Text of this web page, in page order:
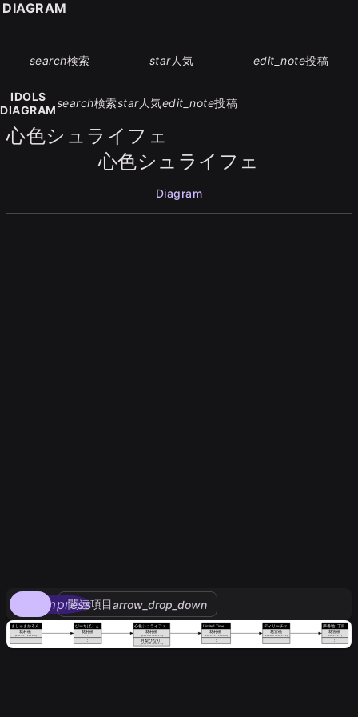
search検索 star人気 edit_note投稿
IDOLS
DIAGRAM
search検索star人気edit_note投稿
心色シュライフェ
心色シュライフェ
Diagram
compress
関連項目arrow_drop_down